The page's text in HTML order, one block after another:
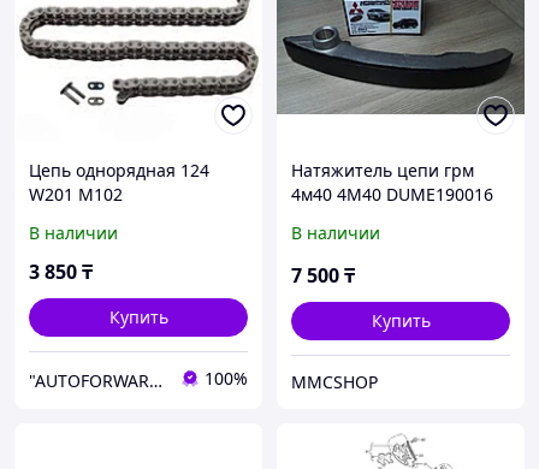
Цепь однорядная 124
W201 M102
В наличии
3 850₸
Купить
"AUTOFORWARD.KZ" Автозапчасти 100%
Натяжитель цепи грм
4м40 4M40 DUME190016
митсубиши mitsubishi
митсубиси запчасти
В наличии
7 500₸
Купить
MMCSHOP